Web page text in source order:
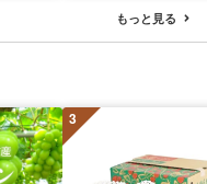
西京焼き 西京漬 西京
き 冷凍 厳選 鮮魚 漬け
漬魚 新鮮 小分け 人気
南 藤沢
もっと見る
3